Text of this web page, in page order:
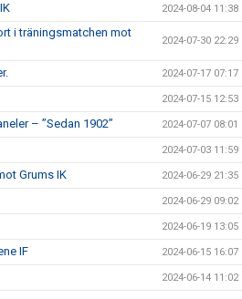
2024-08-04 11:38
i träningsmatchen mot
2024-07-30 22:29
2024-07-17 07:17
2024-07-15 12:53
– ”Sedan 1902” 2024-07-07 08:01
2024-07-03 11:59
Grums IK 2024-06-29 21:35
2024-06-29 09:02
2024-06-19 13:05
IF 2024-06-15 16:07
2024-06-14 11:02